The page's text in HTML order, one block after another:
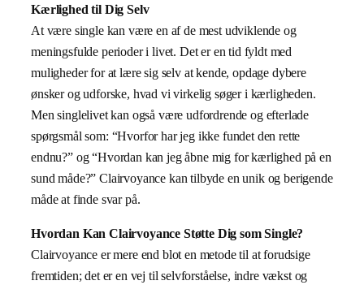
Kærlighed til Dig Selv
At være single kan være en af de mest udviklende og
meningsfulde perioder i livet. Det er en tid fyldt med
muligheder for at lære sig selv at kende, opdage dybere
ønsker og udforske, hvad vi virkelig søger i kærligheden.
Men singlelivet kan også være udfordrende og efterlade
spørgsmål som: “Hvorfor har jeg ikke fundet den rette
endnu?” og “Hvordan kan jeg åbne mig for kærlighed på en
sund måde?” Clairvoyance kan tilbyde en unik og berigende
måde at finde svar på.
Hvordan Kan Clairvoyance Støtte Dig som Single?
Clairvoyance er mere end blot en metode til at forudsige
fremtiden; det er en vej til selvforståelse, indre vækst og